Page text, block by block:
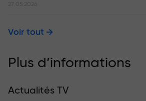
27.05.2026
Voir tout
Plus d’informations
Actualités TV